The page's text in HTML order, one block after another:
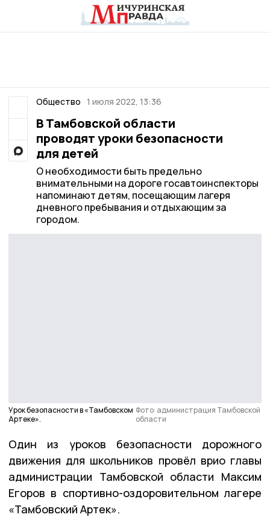
Общество 1 июля 2022, 13:36
В Тамбовской области
проводят уроки безопасности
для детей
О необходимости быть предельно
внимательными на дороге госавтоинспекторы
напоминают детям, посещающим лагеря
дневного пребывания и отдыхающим за
городом.
Урок безопасности в «Тамбовском
Артеке».
Фото: администрация Тамбовской
области
Один из уроков безопасности дорожного
движения для школьников провёл врио главы
администрации Тамбовской области Максим
Егоров в спортивно-оздоровительном лагере
«Тамбовский Артек».